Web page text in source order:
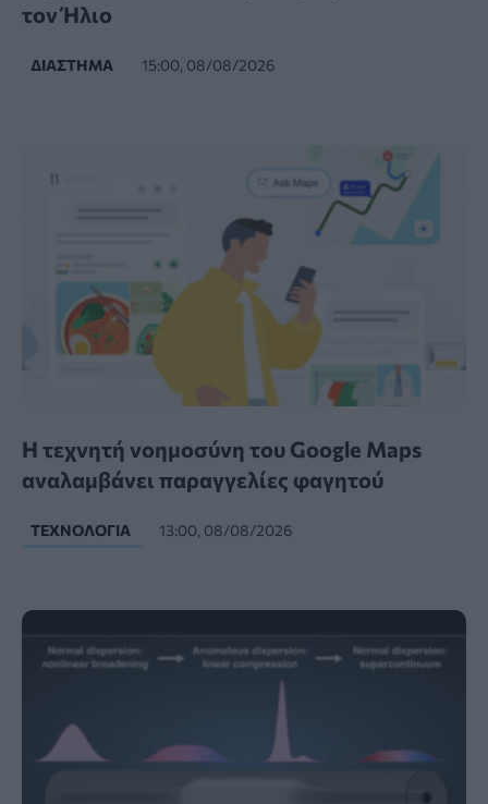
τον Ήλιο
ΔΙΆΣΤΗΜΑ 15:00, 08/08/2026
Η τεχνητή νοημοσύνη του Google Maps
αναλαμβάνει παραγγελίες φαγητού
ΤΕΧΝΟΛΟΓΊΑ 13:00, 08/08/2026